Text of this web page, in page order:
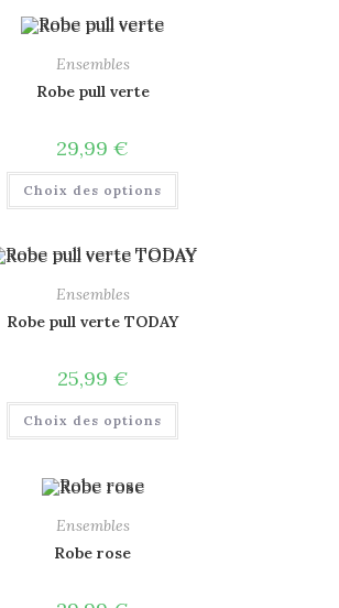
Ensembles
Robe pull verte
29,99 €
Choix des options
Ensembles
Robe pull verte TODAY
25,99 €
Choix des options
Ensembles
Robe rose